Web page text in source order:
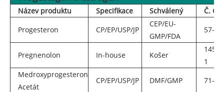
Název produktu Specifikace Schválený
Č.
Progesteron
CP/EP/USP/JP
CEP/EU-
GMP/FDA
57-
Pregnenolon In-house Košer
145-
1
Medroxyprogesteron
Acetát
CP/EP/USP/JP DMF/GMP 71-